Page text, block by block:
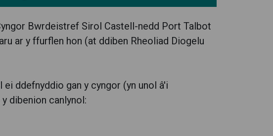
Bwrdeistref Sirol Castell-nedd Port Talbot
ar y ffurflen hon (at ddiben Rheoliad Diogelu
ddefnyddio gan y cyngor (yn unol â'i
dibenion canlynol: